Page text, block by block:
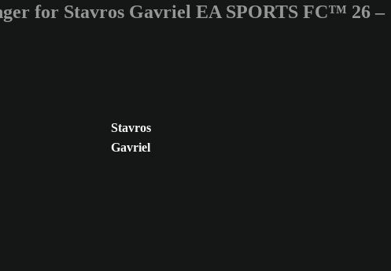
Enter a minimum of 3 characters or numbers
for Stavros Gavriel EA SPORTS FC™ 26 –
Stavros
Gavriel